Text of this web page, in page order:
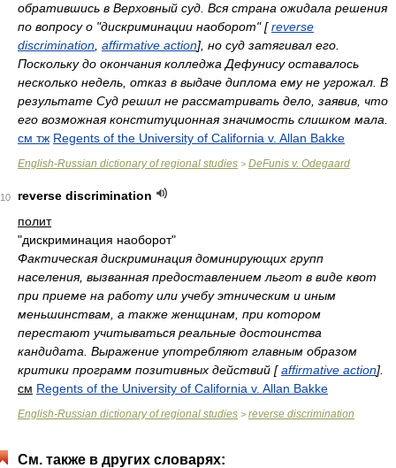
обратившись в Верховный суд. Вся страна ожидала решения
по вопросу о "дискриминации наоборот" [reverse
discrimination affirmative action], но суд затягивал его.
Поскольку до окончания колледжа Дефунису оставалось
несколько недель, отказ в выдаче диплома ему не угрожал. В
результате Суд решил не рассматривать дело, заявив, что
его возможная конституционная значимость слишком мала.
см тж Regents of the University of California v. Allan Bakke
English-Russian dictionary of regional studies > DeFunis v. Odegaard
10
reverse discrimination
полит
"дискриминация наоборот"
Фактическая дискриминация доминирующих групп
населения, вызванная предоставлением льгот в виде квот
при приеме на работу или учебу этническим и иным
меньшинствам, а также женщинам, при котором
перестают учитываться реальные достоинства
кандидата. Выражение употребляют главным образом
критики программ позитивных действий [affirmative action].
см Regents of the University of California v. Allan Bakke
English-Russian dictionary of regional studies > reverse discrimination
См. также в других словарях: